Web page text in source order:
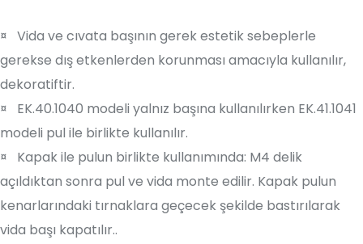
¤ Vida ve cıvata başının gerek estetik sebeplerle
gerekse dış etkenlerden korunması amacıyla kullanılır,
dekoratiftir.
¤ EK.40.1040 modeli yalnız başına kullanılırken EK.41.1041
modeli pul ile birlikte kullanılır.
¤ Kapak ile pulun birlikte kullanımında: M4 delik
açıldıktan sonra pul ve vida monte edilir. Kapak pulun
kenarlarındaki tırnaklara geçecek şekilde bastırılarak
vida başı kapatılır..